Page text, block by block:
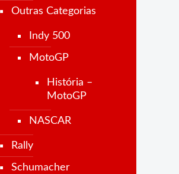
Outras Categorias
Indy 500
MotoGP
História –
MotoGP
NASCAR
Rally
Schumacher